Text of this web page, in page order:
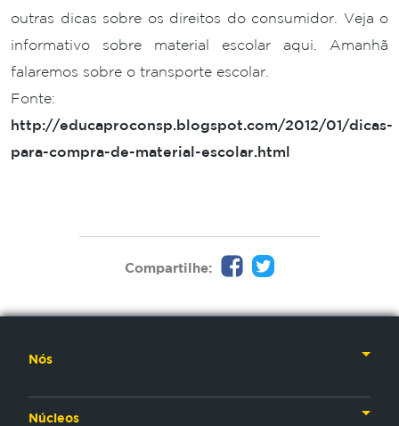
outras dicas sobre os direitos do consumidor. Veja o
informativo sobre material escolar aqui. Amanhã
falaremos sobre o transporte escolar.
Fonte:
http://educaproconsp.blogspot.com/2012/01/dicas-
para-compra-de-material-escolar.html
Compartilhe:
Nós
Núcleos